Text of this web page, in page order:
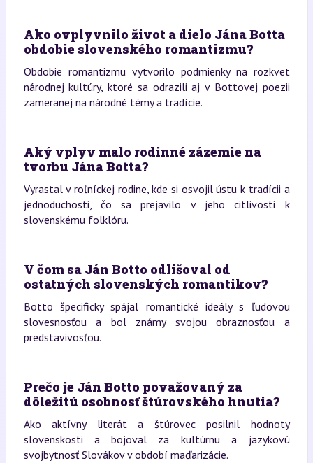
Ako ovplyvnilo život a dielo Jána Botta
obdobie slovenského romantizmu?
Obdobie romantizmu vytvorilo podmienky na rozkvet
národnej kultúry, ktoré sa odrazili aj v Bottovej poezii
zameranej na národné témy a tradície.
Aký vplyv malo rodinné zázemie na
tvorbu Jána Botta?
Vyrastal v roľníckej rodine, kde si osvojil ústu k tradícii a
jednoduchosti, čo sa prejavilo v jeho citlivosti k
slovenskému folklóru.
V čom sa Ján Botto odlišoval od
ostatných slovenských romantikov?
Botto špecificky spájal romantické ideály s ľudovou
slovesnosťou a bol známy svojou obraznosťou a
predstavivosťou.
Prečo je Ján Botto považovaný za
dôležitú osobnosť štúrovského hnutia?
Ako aktívny literát a štúrovec posilnil hodnoty
slovenskosti a bojoval za kultúrnu a jazykovú
svojbytnosť Slovákov v období maďarizácie.